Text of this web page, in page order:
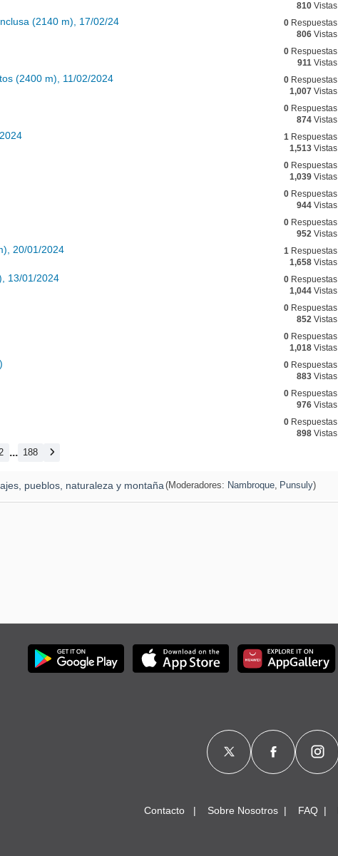
810Vistas
(2140 m), 17/02/24
0Respuestas
806Vistas
0Respuestas
911 Vistas
(2400 m), 11/02/2024
0Respuestas
1,007Vistas
0Respuestas
874Vistas
1 Respuestas
1,513Vistas
0Respuestas
1,039Vistas
0Respuestas
944Vistas
0Respuestas
952 Vistas
20/01/2024
1 Respuestas
1,658Vistas
13/01/2024
0Respuestas
1,044Vistas
0Respuestas
852 Vistas
0Respuestas
1,018Vistas
0Respuestas
883Vistas
0Respuestas
976Vistas
0Respuestas
898Vistas
... 188
pueblos, naturaleza y montaña(Moderadores: Nambroque, Punsuly)
Contacto Sobre Nosotros FAQ